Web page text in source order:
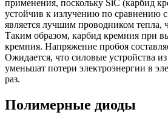
применения, поскольку SiC (карбид
устойчив к излучению по сравнению
является лучшим проводником тепла,
Таким образом, карбид кремния при
кремния. Напряжение пробоя
Ожидается, что силовые устройства
уменьшат потери электроэнергии в
раз.
Полимерные диоды